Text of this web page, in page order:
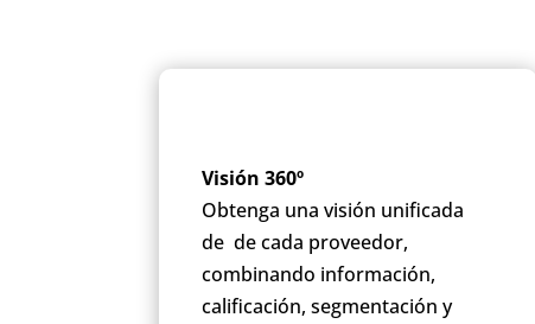
Visión 360º
Obtenga una visión unificada
de de cada proveedor,
combinando información,
calificación, segmentación y